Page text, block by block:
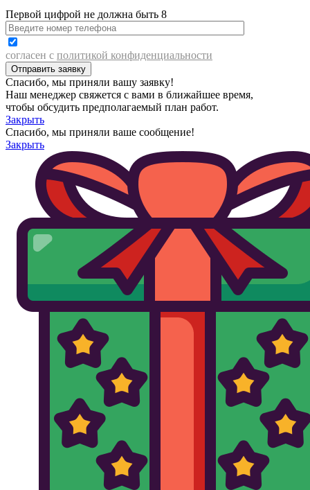
Первой цифрой не должна быть 8
согласен с политикой конфиденциальности
Спасибо, мы приняли вашу заявку!
Наш менеджер свяжется с вами в ближайшее время,
чтобы обсудить предполагаемый план работ.
Закрыть
Спасибо, мы приняли ваше сообщение!
Закрыть